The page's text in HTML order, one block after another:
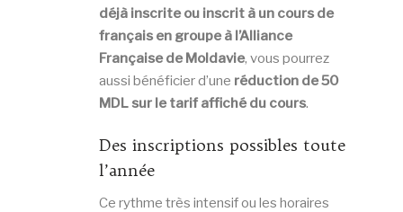
déjà inscrite ou inscrit à un cours de
français en groupe à l’Alliance
Française de Moldavie, vous pourrez
aussi bénéficier d’une réduction de 50
MDL sur le tarif affiché du cours.
Des inscriptions possibles toute
l’année
Ce rythme très intensif ou les horaires